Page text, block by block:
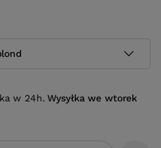
w 24h. Wysyłkawe wtorek